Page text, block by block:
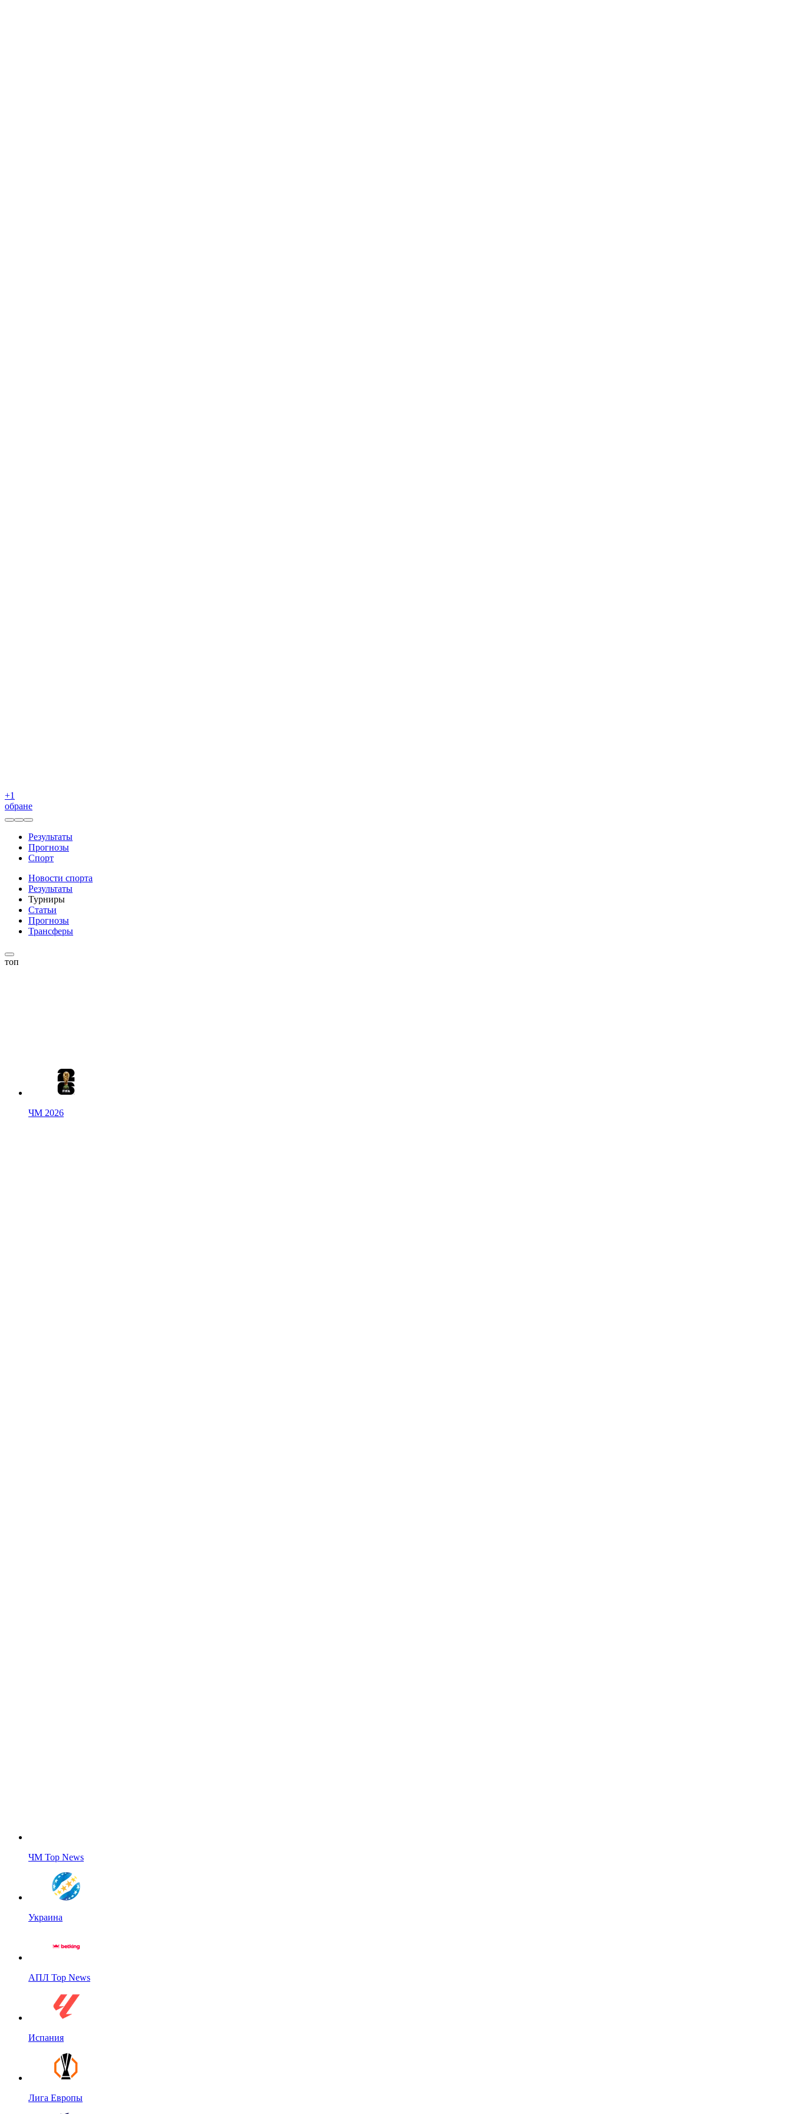
+1
обране
Результаты
Прогнозы
Спорт
Новости спорта
Результаты
Турниры
Статьи
Прогнозы
Трансферы
топ
ЧМ 2026
ЧМ Top News
Украина
АПЛ Top News
Испания
Лига Европы